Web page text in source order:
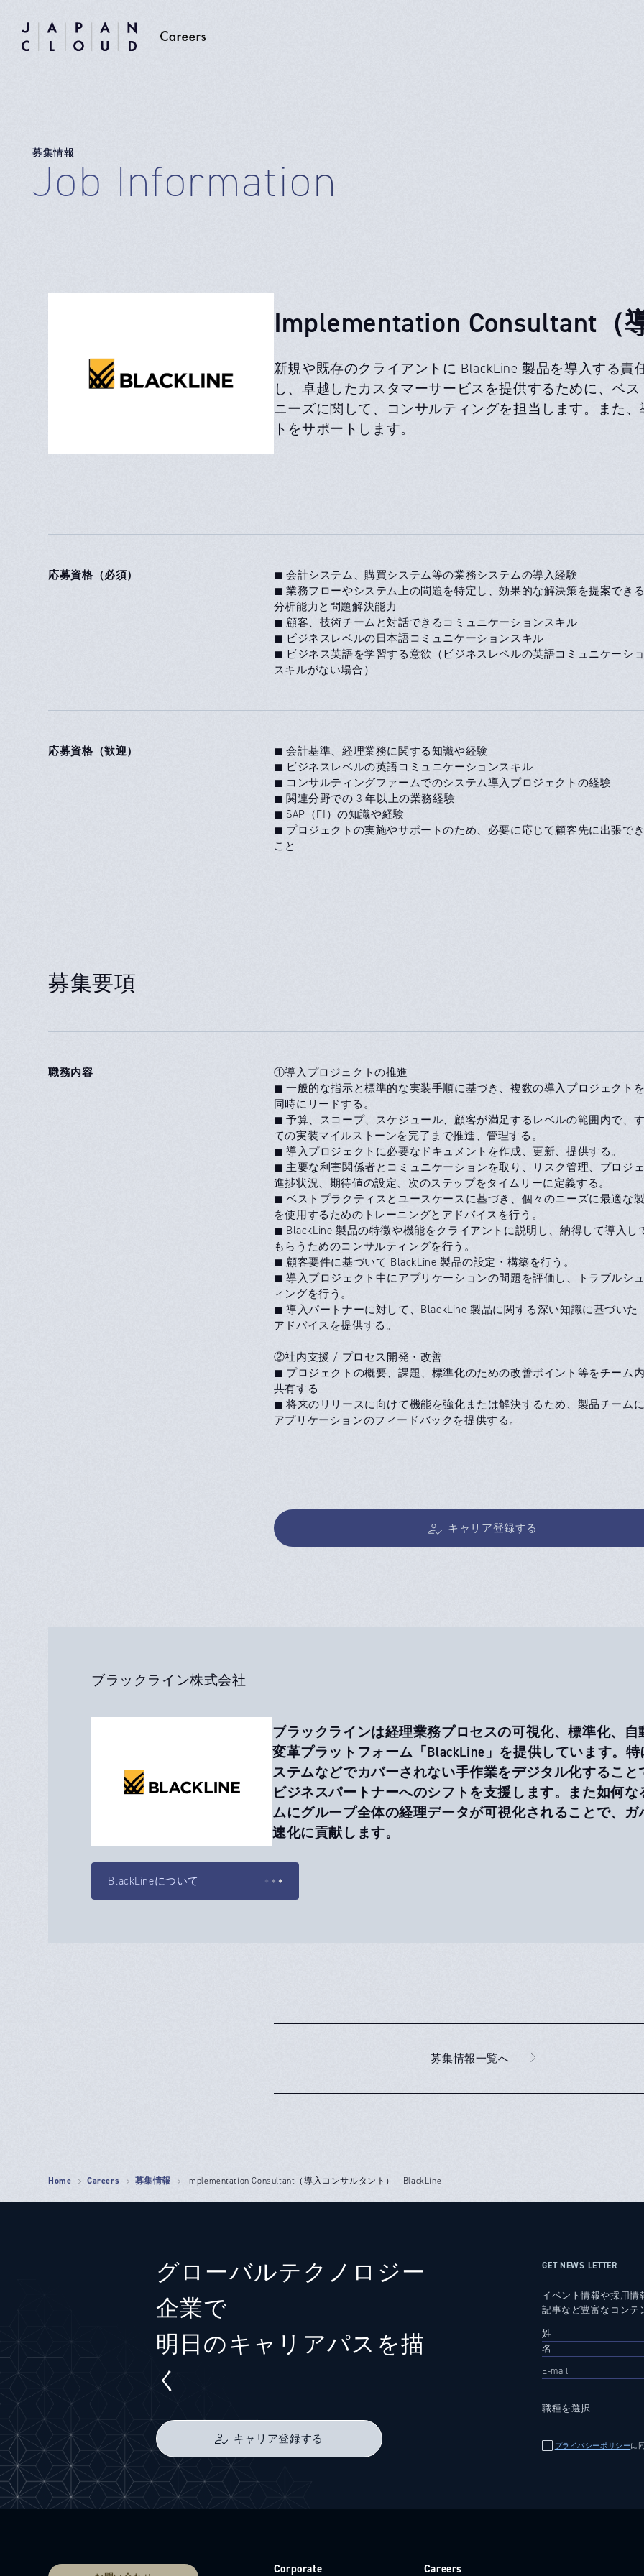
募集情報
Job Information
Implementation Consultant
新規や既存のクライアントに BlackLine 製品を導入する
し、卓越したカスタマーサービスを提供するために、ベ
ニーズに関して、コンサルティングを担当します。また
トをサポートします。
応募資格（必須）
◼ 会計システム、購買システム等の業務システムの導入経験
◼ 業務フローやシステム上の問題を特定し、効果的な解決策を提案でき
分析能力と問題解決能力
◼ 顧客、技術チームと対話できるコミュニケーションスキル
◼ ビジネスレベルの日本語コミュニケーションスキル
◼ ビジネス英語を学習する意欲（ビジネスレベルの英語コミュニケーシ
スキルがない場合）
応募資格（歓迎）
◼ 会計基準、経理業務に関する知識や経験
◼ ビジネスレベルの英語コミュニケーションスキル
◼ コンサルティングファームでのシステム導入プロジェクトの経験
◼ 関連分野での 3 年以上の業務経験
◼ SAP（FI）の知識や経験
◼ プロジェクトの実施やサポートのため、必要に応じて顧客先に出張で
こと
募集要項
職務内容
①導入プロジェクトの推進
◼ 一般的な指示と標準的な実装手順に基づき、複数の導入プロジェクト
同時にリードする。
◼ 予算、スコープ、スケジュール、顧客が満足するレベルの範囲内で、
ての実装マイルストーンを完了まで推進、管理する。
◼ 導入プロジェクトに必要なドキュメントを作成、更新、提供する。
◼ 主要な利害関係者とコミュニケーションを取り、リスク管理、プロジ
進捗状況、期待値の設定、次のステップをタイムリーに定義する。
◼ ベストプラクティスとユースケースに基づき、個々のニーズに最適な
を使用するためのトレーニングとアドバイスを行う。
◼ BlackLine 製品の特徴や機能をクライアントに説明し、納得して導入し
もらうためのコンサルティングを行う。
◼ 顧客要件に基づいて BlackLine 製品の設定・構築を行う。
◼ 導入プロジェクト中にアプリケーションの問題を評価し、トラブルシ
ィングを行う。
◼ 導入パートナーに対して、BlackLine 製品に関する深い知識に基づいた
アドバイスを提供する。
②社内支援 / プロセス開発・改善
◼ プロジェクトの概要、課題、標準化のための改善ポイント等をチーム
共有する
◼ 将来のリリースに向けて機能を強化または解決するため、製品チーム
アプリケーションのフィードバックを提供する。
キャリア登録する
ブラックライン株式会社
ブラックラインは経理業務プロセスの可視化、標準化、
変革プラットフォーム「BlackLine」を提供しています。
ステムなどでカバーされない手作業をデジタル化するこ
ビジネスパートナーへのシフトを支援します。また如何
ムにグループ全体の経理データが可視化されることで、
速化に貢献します。
BlackLineについて
募集情報一覧へ
Home Careers 募集情報 Implementation Consultant（導入コンサルタント） - BlackLine
グローバルテクノロジー
企業で
明日のキャリアパスを描
く
キャリア登録する
GET NEWS LETTER
イベント情報や採用情
記事など豊富なコンテ
プライバシーポリシーに
Corporate Careers